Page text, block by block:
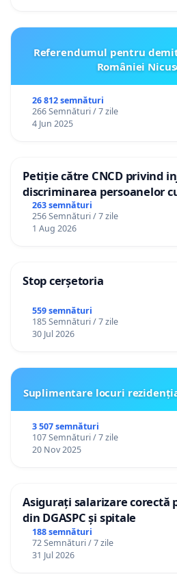
Referendumul pentru
României
26 812 semnături
266 Semnături / 7 zile
4 Jun 2025
Petiție către CNCD privind
discriminarea persoanelor
către utilizatorul TikTok
263 semnături
256 Semnături / 7 zile
1 Aug 2026
Stop cerșetoria
559 semnături
185 Semnături / 7 zile
30 Jul 2026
Suplimentare locuri
3 507 semnături
107 Semnături / 7 zile
20 Nov 2025
Asigurați salarizare corectă
din DGASPC și spitale
188 semnături
72 Semnături / 7 zile
31 Jul 2026